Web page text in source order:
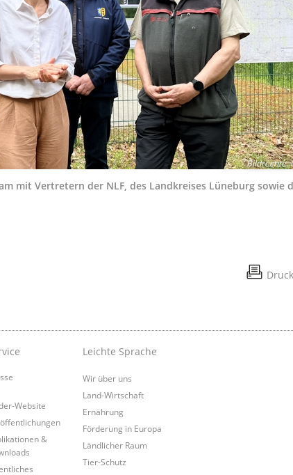
Bildrechte:
mit Vertretern der NLF, des Landkreises Lüneburg sowie
Website
&
Leichte Sprache
Wir über uns
Land-Wirtschaft
Ernährung
Förderung in Europa
Ländlicher Raum
Tier-Schutz